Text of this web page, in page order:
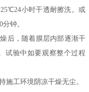
25℃24小时干透耐擦洗。或
钟。
后，随着膜层内部逐渐干
试验中如要观察整个过程
施工环境阴凉干燥无尘。